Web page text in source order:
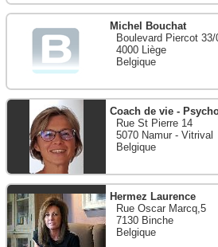
Michel Bouchat
Boulevard Piercot 33/
4000 Liège
Belgique
Coach de vie -
Rue St Pierre 14
5070 Namur - Vitrival
Belgique
Hermez Laurence
Rue Oscar Marcq,5
7130 Binche
Belgique